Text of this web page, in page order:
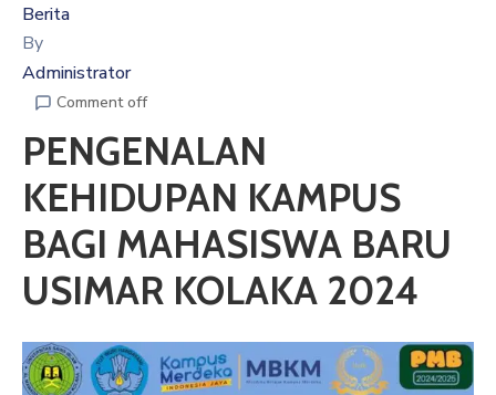
Kepada
Masyarakat
Berita
By
Administrator
Comment off
PENGENALAN
KEHIDUPAN KAMPUS
BAGI MAHASISWA BARU
USIMAR KOLAKA 2024